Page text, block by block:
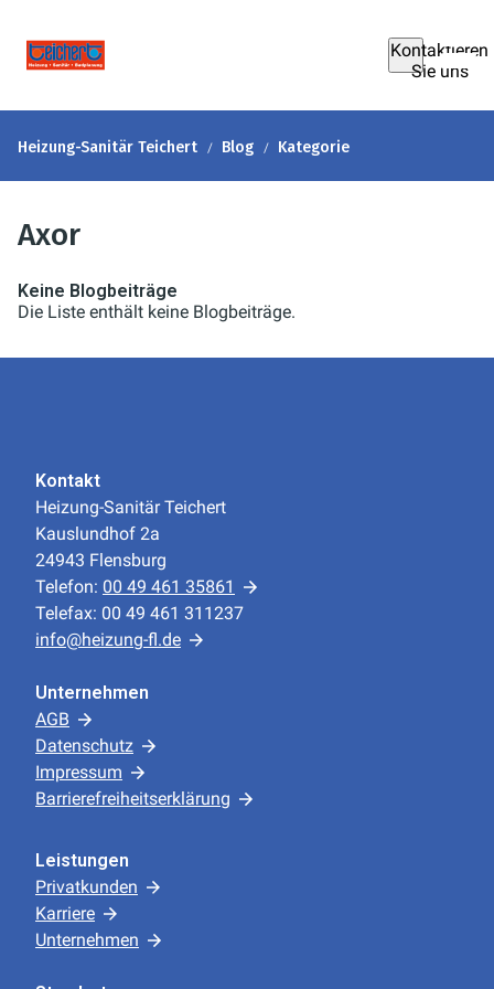
Kontaktieren
Sie uns
Heizung-Sanitär Teichert Blog Kategorie
Axor
Keine Blogbeiträge
Die Liste enthält keine Blogbeiträge.
Kontakt
Heizung-Sanitär Teichert
Kauslundhof 2a
24943 Flensburg
Telefon: 00 49 461 35861
Telefax: 00 49 461 311237
info@heizung-fl.de
Unternehmen
AGB
Datenschutz
Impressum
Barrierefreiheitserklärung
Leistungen
Privatkunden
Karriere
Unternehmen